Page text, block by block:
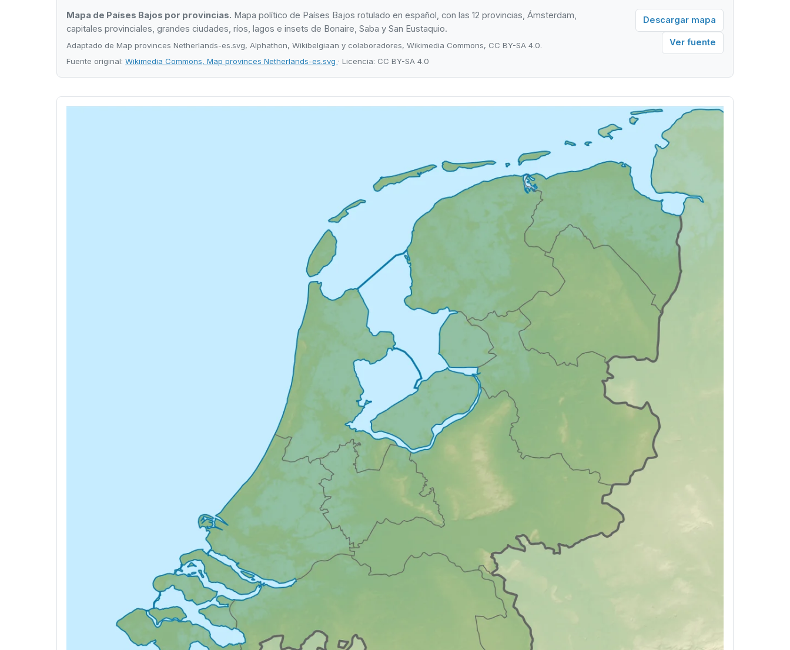
Mapa de Países Bajos por provincias. Mapa político de Países Bajos rotulado en español, con las 12 provincias, Ámsterdam,
capitales provinciales, grandes ciudades, ríos, lagos e insets de Bonaire, Saba y San Eustaquio.
Adaptado de Map provinces Netherlands-es.svg, Alphathon, Wikibelgiaan y colaboradores, Wikimedia Commons, CC BY-SA 4.0.
Fuente original: Wikimedia Commons, Map provinces Netherlands-es.svg · Licencia: CC BY-SA 4.0
Descargar mapa
Ver fuente